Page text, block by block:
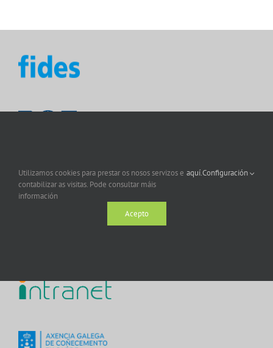
Utilizamos cookies para prestar os nosos servizos e
contabilizar as visitas. Pode consultar máis
información
aquí.Configuración
Acepto